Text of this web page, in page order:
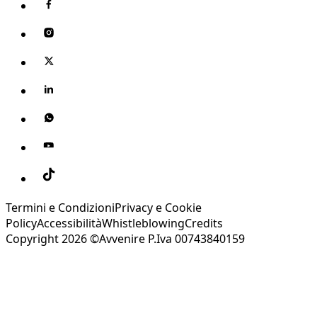
Termini e CondizioniPrivacy e Cookie
PolicyAccessibilitàWhistleblowingCredits
Copyright 2026 ©Avvenire P.Iva 00743840159